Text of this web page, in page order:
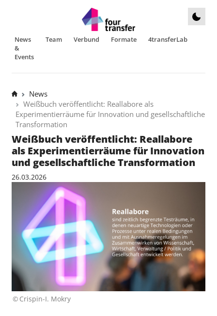
News
&
Events
Team Verbund Formate 4transferLab
News
Weißbuch veröffentlicht: Reallabore als
Experimentierräume für Innovation und gesellschaftliche
Transformation
Weißbuch veröffentlicht: Reallabore
als Experimentierräume für Innovation
und gesellschaftliche Transformation
26.03.2026
Crispin-I. Mokry